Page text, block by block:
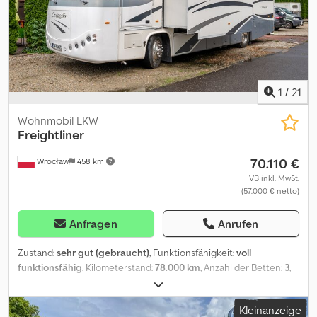
1 / 21
Wrocław 458 km
Wohnmobil LKW
Freightliner
70.110 €
VB inkl. MwSt.
(57.000 € netto)
Anfragen Anrufen
Zustand:sehr gut (gebraucht), Funktionsfähigkeit:voll
funktionsfähig, Kilometerstand:78.000 km, Anzahl der Betten: 3,
, Kraftstofftyp:
Automatisch, Farbe:Weiß, Erstzulassung:06/2011, nächste
Prüfung (TÜV):
, Achsen-Konfiguration:2 Achsen,
Kleinanzeige